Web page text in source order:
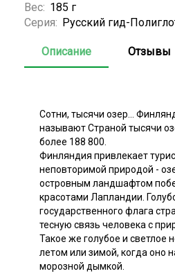
Вес: 185 г
Серия: Русский гид-
Описание Отзывы
Сотни, тысячи озер...
называют Страной тысячи
более 188 800.
Финляндия привлекает
неповторимой природой -
островным ландшафтом
красотами Лапландии.
государственного флага
тесную связь человека с
Такое же голубое и светлое
летом или зимой, когда оно
морозной дымкой.